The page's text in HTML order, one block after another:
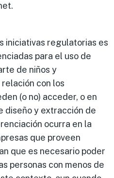
iniciativas regulatorias es
para el uso de
de niños y
con los
(o no) acceder, o en
diseño y extracción de
ocurra en la
que proveen
que es necesario poder
personas con menos de